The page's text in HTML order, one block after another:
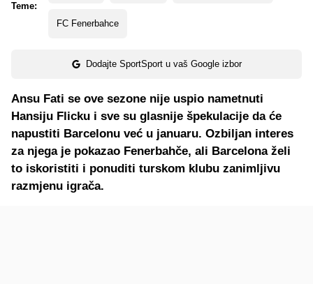
Teme:
FC Fenerbahce
Dodajte SportSport u vaš Google izbor
Ansu Fati se ove sezone nije uspio nametnuti
Hansiju Flicku i sve su glasnije špekulacije da će
napustiti Barcelonu već u januaru. Ozbiljan interes
za njega je pokazao Fenerbahče, ali Barcelona želi
to iskoristiti i ponuditi turskom klubu zanimljivu
razmjenu igrača.